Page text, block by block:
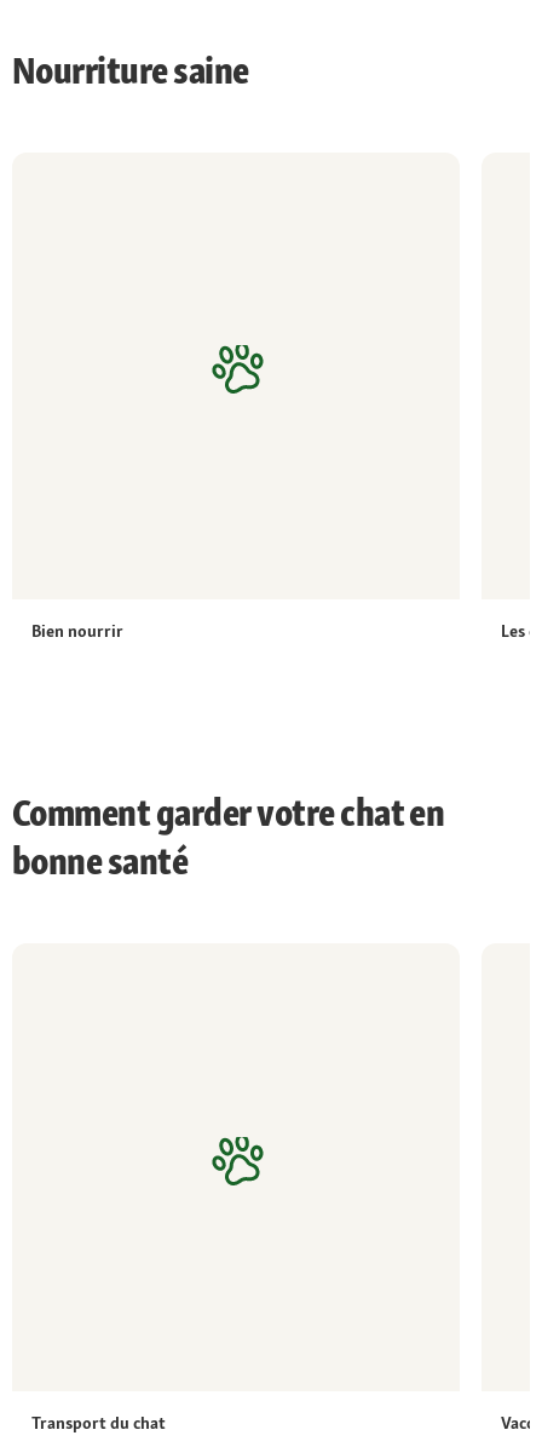
Nourriture saine
Bien nourrir Les
Comment garder votre chat en
bonne santé
Transport du chat